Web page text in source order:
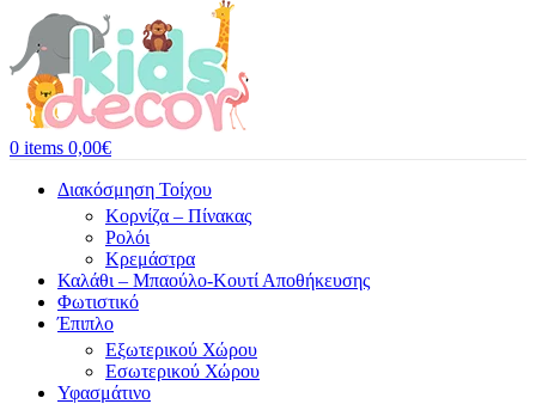
0 items 0,00€
Διακόσμηση Τοίχου
Κορνίζα – Πίνακας
Ρολόι
Κρεμάστρα
Καλάθι – Μπαούλο-Κουτί Αποθήκευσης
Φωτιστικό
Έπιπλο
Εξωτερικού Χώρου
Εσωτερικού Χώρου
Υφασμάτινο